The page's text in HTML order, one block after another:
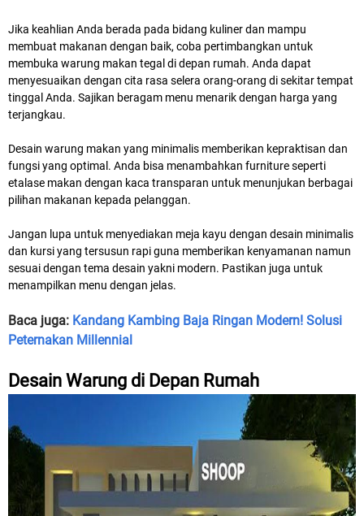
Jika keahlian Anda berada pada bidang kuliner dan mampu
membuat makanan dengan baik, coba pertimbangkan untuk
membuka warung makan tegal di depan rumah. Anda dapat
menyesuaikan dengan cita rasa selera orang-orang di sekitar tempat
tinggal Anda. Sajikan beragam menu menarik dengan harga yang
terjangkau.
Desain warung makan yang minimalis memberikan kepraktisan dan
fungsi yang optimal. Anda bisa menambahkan furniture seperti
etalase makan dengan kaca transparan untuk menunjukan berbagai
pilihan makanan kepada pelanggan.
Jangan lupa untuk menyediakan meja kayu dengan desain minimalis
dan kursi yang tersusun rapi guna memberikan kenyamanan namun
sesuai dengan tema desain yakni modern. Pastikan juga untuk
menampilkan menu dengan jelas.
Baca juga: Kandang Kambing Baja Ringan Modern! Solusi
Peternakan Millennial
Desain Warung di Depan Rumah